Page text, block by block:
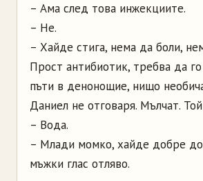
– Ама след това инжекциите.
– Не.
– Хайде стига, нема да боли,
Прост антибиотик, требва да
пъти в денонощие, нищо
Даниел не отговаря. Мълчат.
– Вода.
– Млади момко, хайде добре
мъжки глас отляво.